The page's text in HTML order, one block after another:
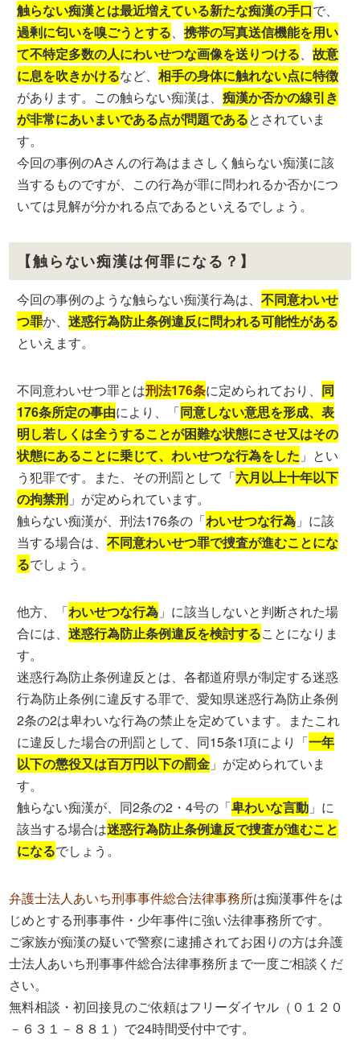
触らない痴漢とは最近増えている新たな痴漢の手口で、
過剰に匂いを嗅ごうとする、携帯の写真送信機能を用い
て不特定多数の人にわいせつな画像を送りつける、故意
に息を吹きかけるなど、相手の身体に触れない点に特徴
があります。この触らない痴漢は、痴漢か否かの線引き
が非常にあいまいである点が問題であるとされていま
す。
今回の事例のAさんの行為はまさしく触らない痴漢に該
当するものですが、この行為が罪に問われるか否かにつ
いては見解が分かれる点であるといえるでしょう。
【触らない痴漢は何罪になる？】
今回の事例のような触らない痴漢行為は、不同意わいせ
つ罪か、迷惑行為防止条例違反に問われる可能性がある
といえます。
不同意わいせつ罪とは刑法176条に定められており、 同
176条所定の事由により、「同意しない意思を形成、表
明し若しくは全うすることが困難な状態にさせ又はその
状態にあることに乗じて、わいせつな行為をした 」とい
う犯罪です。また、その刑罰として「六月以上十年以下
の拘禁刑 」が定められています。
触らない痴漢が、刑法176条の「わいせつな行為 」に該
当する場合は、不同意わいせつ罪で捜査が進むことにな
るでしょう。
他方、「わいせつな行為 」に該当しないと判断された場
合には、迷惑行為防止条例違反を検討することになりま
す。
迷惑行為防止条例違反とは、各都道府県が制定する迷惑
行為防止条例に違反する罪で、愛知県迷惑行為防止条例
2条の2は卑わいな行為の禁止を定めています。またこれ
に違反した場合の刑罰として、同15条1項により「一年
以下の懲役又は百万円以下の罰金 」が定められていま
す。
触らない痴漢が、同2条の2・4号の「卑わいな言動 」に
該当する場合は迷惑行為防止条例違反で捜査が進むこと
になるでしょう。
弁護士法人あいち刑事事件総合法律事務所は痴漢事件をは
じめとする刑事事件・少年事件に強い法律事務所です。
ご家族が痴漢の疑いで警察に逮捕されてお困りの方は弁護
士法人あいち刑事事件総合法律事務所まで一度ご相談くだ
さい。
無料相談・初回接見のご依頼はフリーダイヤル（０１２０
－６３１－８８１）で24時間受付中です。